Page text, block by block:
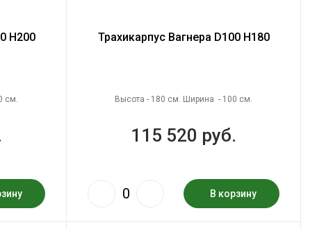
H200
см.
Трахикарпус Вагнера D100 H180
Высота - 180 см. Ширина - 100 см.
115 520 руб.
В корзину